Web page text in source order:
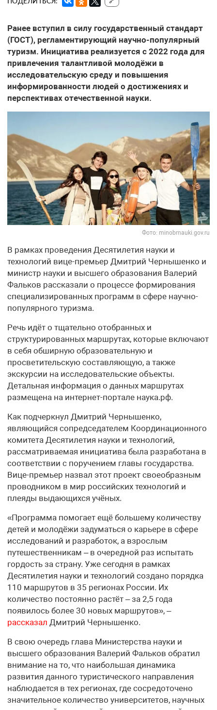
Ранее вступил в силу государственный стандарт
(ГОСТ), регламентирующий научно-популярный
туризм. Инициатива реализуется с 2022 года для
привлечения талантливой молодёжи в
исследовательскую среду и повышения
информированности людей о достижениях и
перспективах отечественной науки.
Фото: minobrnauki.gov.ru
В рамках проведения Десятилетия науки и
технологий вице-премьер Дмитрий Чернышенко и
министр науки и высшего образования Валерий
Фальков рассказали о процессе формирования
специализированных программ в сфере научно-
популярного туризма.
Речь идёт о тщательно отобранных и
структурированных маршрутах, которые включают
в себя обширную образовательную и
просветительскую составляющую, а также
экскурсии на исследовательские объекты.
Детальная информация о данных маршрутах
размещена на интернет-портале наука.рф.
Как подчеркнул Дмитрий Чернышенко,
являющийся сопредседателем Координационного
комитета Десятилетия науки и технологий,
рассматриваемая инициатива была разработана в
соответствии с поручением главы государства.
Вице-премьер назвал этот проект своеобразным
проводником в мир российских технологий и
плеяды выдающихся учёных.
«Программа помогает ещё большему количеству
детей и молодёжи задуматься о карьере в сфере
исследований и разработок, а взрослым
путешественникам – в очередной раз испытать
гордость за страну. Уже сегодня в рамках
Десятилетия науки и технологий создано порядка
110 маршрутов в 35 регионах России. Их
количество постоянно растёт – за 2,5 года
появилось более 30 новых маршрутов», –
рассказал Дмитрий Чернышенко.
В свою очередь глава Министерства науки и
высшего образования Валерий Фальков обратил
внимание на то, что наибольшая динамика
развития данного туристического направления
наблюдается в тех регионах, где сосредоточено
значительное количество университетов, научных